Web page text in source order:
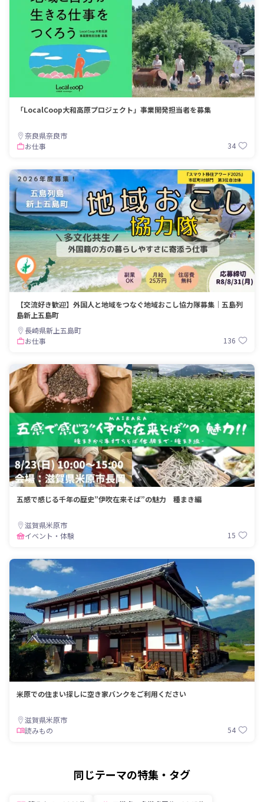
「LocalCoop大和高原プロジェクト」事業開発担当者を募集
奈良県奈良市
お仕事
34
【交流好き歓迎】外国人と地域をつなぐ地域おこし協力隊募集｜五島列
島新上五島町
長崎県新上五島町
お仕事
136
五感で感じる千年の歴史”伊吹在来そば”の魅力 種まき編
滋賀県米原市
イベント・体験
15
米原での住まい探しに空き家バンクをご利用ください
滋賀県米原市
読みもの
54
同じテーマの特集・タグ